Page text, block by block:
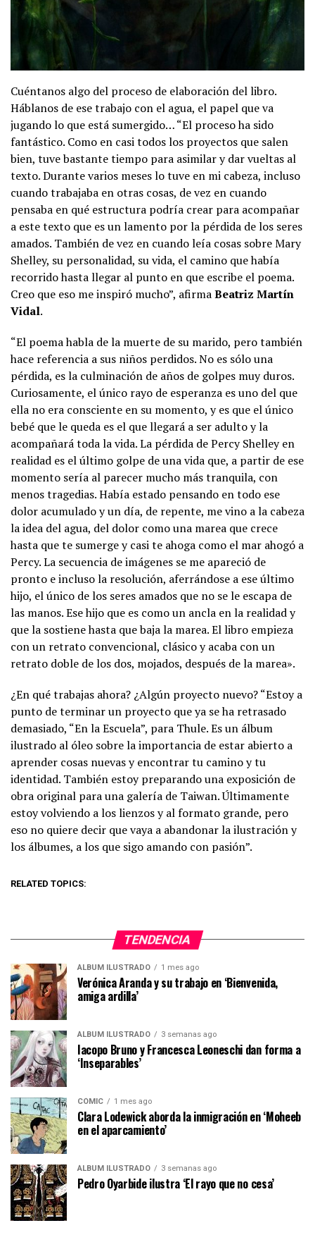
Cuéntanos algo del proceso de elaboración del libro.
Háblanos de ese trabajo con el agua, el papel que va
jugando lo que está sumergido… “El proceso ha sido
fantástico. Como en casi todos los proyectos que salen
bien, tuve bastante tiempo para asimilar y dar vueltas al
texto. Durante varios meses lo tuve en mi cabeza, incluso
cuando trabajaba en otras cosas, de vez en cuando
pensaba en qué estructura podría crear para acompañar
a este texto que es un lamento por la pérdida de los seres
amados. También de vez en cuando leía cosas sobre Mary
Shelley, su personalidad, su vida, el camino que había
recorrido hasta llegar al punto en que escribe el poema.
Creo que eso me inspiró mucho”, afirmaBeatriz Martín
Vidal.
“El poema habla de la muerte de su marido, pero también
hace referencia a sus niños perdidos. No es sólo una
pérdida, es la culminación de años de golpes muy duros.
Curiosamente, el único rayo de esperanza es uno del que
ella no era consciente en su momento, y es que el único
bebé que le queda es el que llegará a ser adulto y la
acompañará toda la vida. La pérdida de Percy Shelley en
realidad es el último golpe de una vida que, a partir de ese
momento sería al parecer mucho más tranquila, con
menos tragedias. Había estado pensando en todo ese
dolor acumulado y un día, de repente, me vino a la cabeza
la idea del agua, del dolor como una marea que crece
hasta que te sumerge y casi te ahoga como el mar ahogó a
Percy. La secuencia de imágenes se me apareció de
pronto e incluso la resolución, aferrándose a ese último
hijo, el único de los seres amados que no se le escapa de
las manos. Ese hijo que es como un ancla en la realidad y
que la sostiene hasta que baja la marea. El libro empieza
con un retrato convencional, clásico y acaba con un
retrato doble de los dos, mojados, después de la marea».
¿En qué trabajas ahora? ¿Algún proyecto nuevo? “Estoy a
punto de terminar un proyecto que ya se ha retrasado
demasiado, “En la Escuela”, para Thule. Es un álbum
ilustrado al óleo sobre la importancia de estar abierto a
aprender cosas nuevas y encontrar tu camino y tu
identidad. También estoy preparando una exposición de
obra original para una galería de Taiwan. Últimamente
estoy volviendo a los lienzos y al formato grande, pero
eso no quiere decir que vaya a abandonar la ilustración y
los álbumes, a los que sigo amando con pasión”.
RELATED TOPICS:
TENDENCIA
ÁLBUM ILUSTRADO 1 mes ago
Verónica Aranda y su trabajo en ‘Bienvenida,
amiga ardilla’
ÁLBUM ILUSTRADO 3 semanas ago
Iacopo Bruno y Francesca Leoneschi dan forma a
‘Inseparables’
CÓMIC 1 mes ago
Clara Lodewick aborda la inmigración en ‘Moheeb
en el aparcamiento’
ÁLBUM ILUSTRADO 3 semanas ago
Pedro Oyarbide ilustra ‘El rayo que no cesa’